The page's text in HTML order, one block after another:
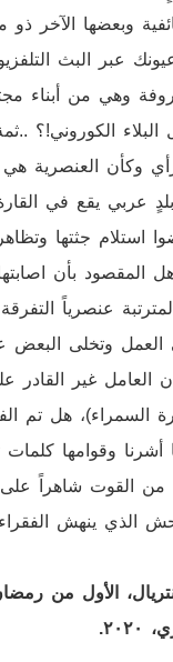
وبعضها الآخر ذو
عبر البث
وهي من أبناء
الكوروني!؟
وكأن العنصرية
عربي يقع في
استلام جثتها
المقصود بأن
عنصرياً
العمل وتخلى البعض
العامل غير القادر
هل تم
وقوامها كلمات
القوت شاهراً على
الذي ينهش
الأول من